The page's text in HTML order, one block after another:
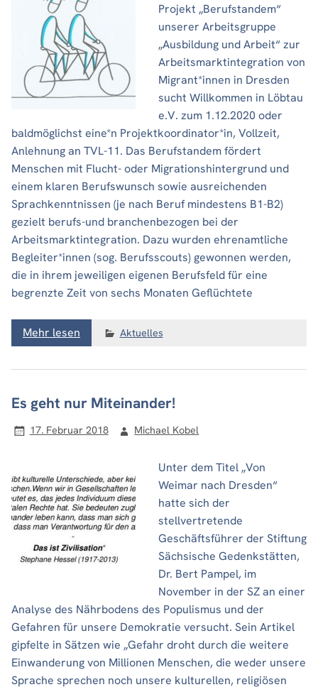
Projekt „Berufstandem“
unserer Arbeitsgruppe
„Ausbildung und Arbeit“ zur
Arbeitsmarkt­integration von
Migrant*innen in Dresden
sucht Willkommen in Löbtau
e.V. zum 1.12.2020 oder
baldmöglichst eine*n Projektkoordinator*in, Vollzeit,
Anlehnung an TVL-11. Das Berufstandem fördert
Menschen mit Flucht- oder Migrationshintergrund und
einem klaren Berufswunsch sowie ausreichenden
Sprachkenntnissen (je nach Beruf mindestens B1-B2)
gezielt berufs-und branchenbezogen bei der
Arbeitsmarktintegration. Dazu wurden ehrenamtliche
Begleiter*innen (sog. Berufsscouts) gewonnen werden,
die in ihrem jeweiligen eigenen Berufsfeld für eine
begrenzte Zeit von sechs Monaten Geflüchtete
Mehr lesen Aktuelles
Es geht nur Miteinander!
17. Februar 2018 Michael Kobel
Unter dem Titel „Von
Weimar nach Dresden“
hatte sich der
stellvertretende
Geschäftsführer der Stiftung
Sächsische Gedenkstätten,
Dr. Bert Pampel, im
November in der SZ an einer
Analyse des Nährbodens des Populismus und der
Gefahren für unsere Demokratie versucht. Sein Artikel
gipfelte in Sätzen wie „Gefahr droht durch die weitere
Einwanderung von Millionen Menschen, die weder unsere
Sprache sprechen noch unsere kulturellen, religiösen